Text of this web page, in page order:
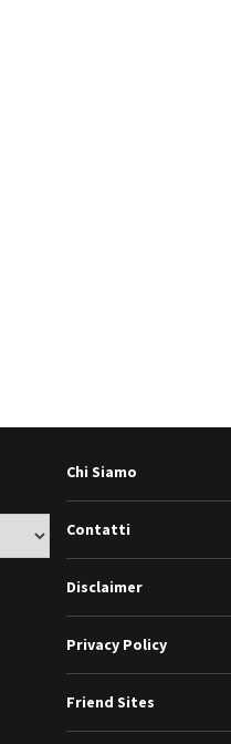
Chi Siamo
Contatti
Disclaimer
Privacy Policy
Friend Sites